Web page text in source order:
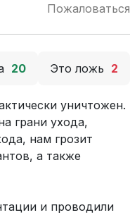
Пожаловаться
20 Это ложь 2
уничтожен.
грани ухода,
нам грозит
а также
и проводили